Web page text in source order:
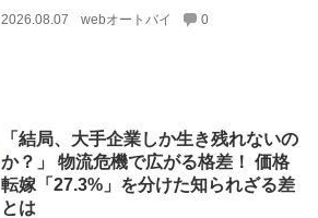
2026.08.07 webオートバイ 0
「結局、大手企業しか生き残れないの
か？」 物流危機で広がる格差！ 価格
転嫁「27.3%」を分けた知られざる差
とは